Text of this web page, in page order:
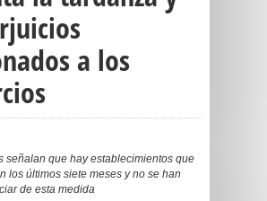
a los
señalan que hay establecimientos que
los últimos siete meses y no se han
de esta medida